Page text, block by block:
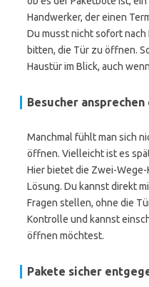
Handwerker, der einen
Du musst nicht sofort
bitten, die Tür zu öffnen.
Haustür im Blick, auch
Besucher
Manchmal fühlt man sich
öffnen. Vielleicht ist es
Hier bietet die Zwei-
Lösung. Du kannst direkt
Fragen stellen, ohne die
Kontrolle und kannst
öffnen möchtest.
Pakete sicher